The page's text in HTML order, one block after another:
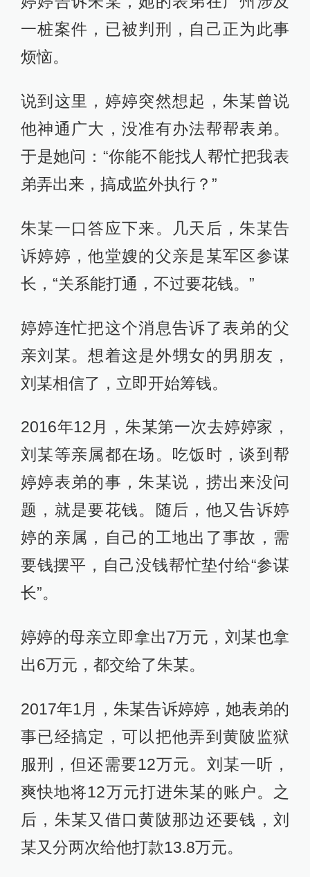
一桩案件，已被判刑，自己正为此事
烦恼。
说到这里，婷婷突然想起，朱某曾说
他神通广大，没准有办法帮帮表弟。
于是她问：“你能不能找人帮忙把我表
弟弄出来，搞成监外执行？”
朱某一口答应下来。几天后，朱某告
诉婷婷，他堂嫂的父亲是某军区参谋
长，“关系能打通，不过要花钱。”
婷婷连忙把这个消息告诉了表弟的父
亲刘某。想着这是外甥女的男朋友，
刘某相信了，立即开始筹钱。
2016年12月，朱某第一次去婷婷家，
刘某等亲属都在场。吃饭时，谈到帮
婷婷表弟的事，朱某说，捞出来没问
题，就是要花钱。随后，他又告诉婷
婷的亲属，自己的工地出了事故，需
要钱摆平，自己没钱帮忙垫付给“参谋
长”。
婷婷的母亲立即拿出7万元，刘某也拿
出6万元，都交给了朱某。
2017年1月，朱某告诉婷婷，她表弟的
事已经搞定，可以把他弄到黄陂监狱
服刑，但还需要12万元。刘某一听，
爽快地将12万元打进朱某的账户。之
后，朱某又借口黄陂那边还要钱，刘
某又分两次给他打款13.8万元。